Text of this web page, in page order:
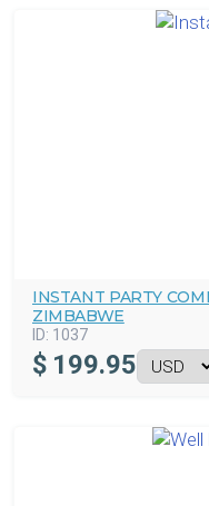
INSTANT PARTY
ZIMBABWE
ID: 1037
$ 199.95